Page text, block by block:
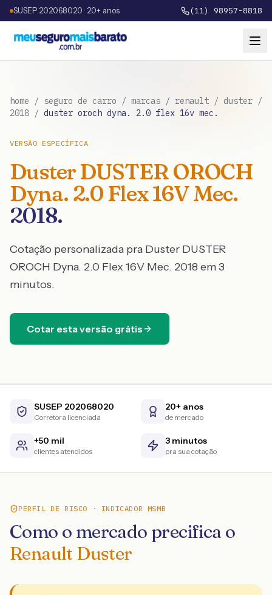
SUSEP 202068020 · 20+ anos (11) 98957-8818
home / seguro de carro / marcas / renault / duster /
2018 / duster oroch dyna. 2.0 flex 16v mec.
VERSÃO ESPECÍFICA
DusterDUSTER OROCH
Dyna. 2.0 Flex 16V Mec.
2018.
Cotação personalizada pra Duster DUSTER
OROCH Dyna. 2.0 Flex 16V Mec. 2018 em 3
minutos.
Cotar esta versão grátis
SUSEP 202068020
Corretora licenciada
20+ anos
de mercado
+50 mil
clientes atendidos
3 minutos
pra sua cotação
PERFIL DE RISCO · INDICADOR MSMB
Como o mercado precifica o
Renault Duster